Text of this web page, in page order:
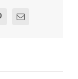
Email